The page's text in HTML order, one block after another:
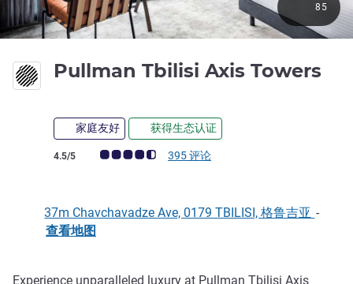
Pullman Tbilisi Axis Towers
家庭友好 获得生态认证
客户意见评级 (ALL 评级)
4.5/5 395 评论
85
37m Chavchavadze Ave, 0179 TBILISI, 格鲁吉亚 -
查看地图
Experience unparalleled luxury at Pullman Tbilisi Axis